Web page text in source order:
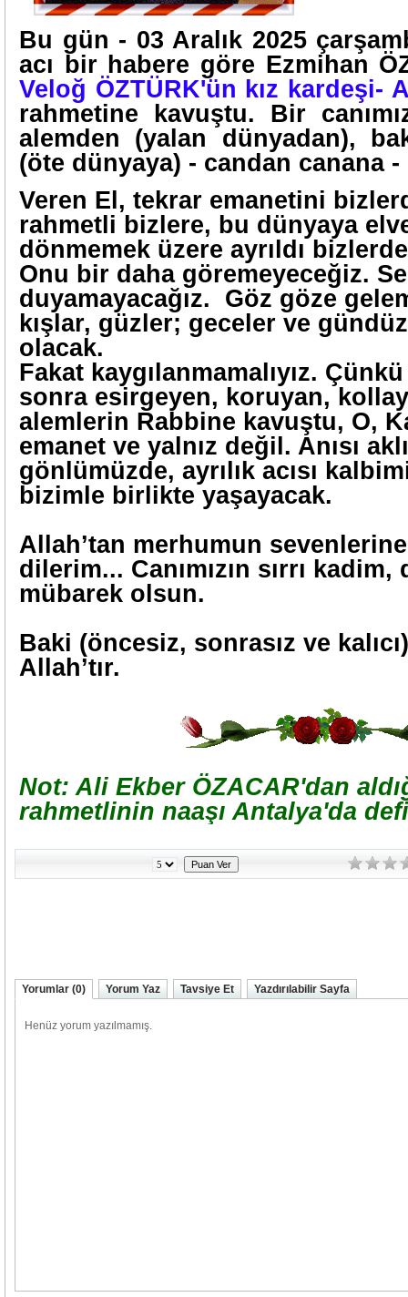
Bu gün - 03 Aralık 2025
acı bir habere göre Ezmihan
Veloğ ÖZTÜRK'ün kız kardeşi-
rahmetine kavuştu. Bir
alemden (yalan dünyadan),
(öte dünyaya) - candan canana
Veren El, tekrar emanetini
rahmetli bizlere, bu dünyaya
dönmemek üzere ayrıldı
Onu bir daha göremeyeceğiz.
duyamayacağız. Göz göze
kışlar, güzler; geceler ve
olacak.
Fakat kaygılanmamalıyız.
sonra esirgeyen, koruyan,
alemlerin Rabbine kavuştu, O,
emanet ve yalnız değil. Anısı
gönlümüzde, ayrılık acısı
bizimle birlikte yaşayacak.
Allah’tan merhumun
dilerim... Canımızın sırrı
mübarek olsun.
Baki (öncesiz, sonrasız ve
Allah’tır.
Not: Ali Ekber ÖZACAR'dan
rahmetlinin naaşı Antalya'da
Yorumlar (0) Yorum Yaz Tavsiye Et Yazdırılabilir Sayfa